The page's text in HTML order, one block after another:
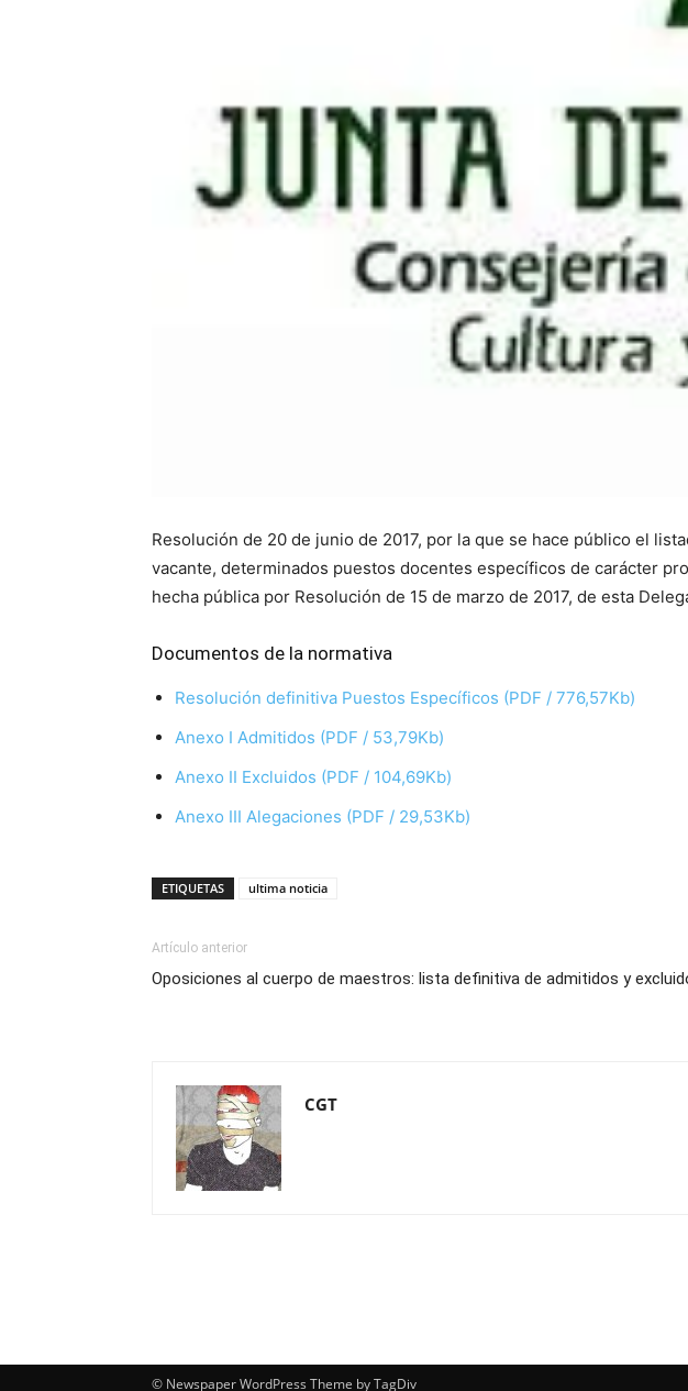
Resolución de 20 de junio de 2017, por la que se hace público el
vacante, determinados puestos docentes específicos de carácter
hecha pública por Resolución de 15 de marzo de 2017, de esta
Documentos de la normativa
Resolución definitiva Puestos Específicos (PDF / 776,57Kb)
Anexo I Admitidos (PDF / 53,79Kb)
Anexo II Excluidos (PDF / 104,69Kb)
Anexo III Alegaciones (PDF / 29,53Kb)
ETIQUETAS ultima noticia
Artículo anterior
Oposiciones al cuerpo de maestros: lista definitiva de admitidos y
CGT
© Newspaper WordPress Theme by TagDiv